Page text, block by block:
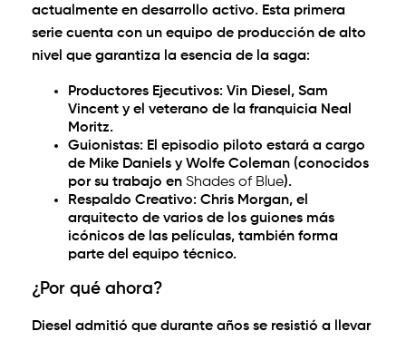
actualmente en desarrollo activo. Esta primera
serie cuenta con un equipo de producción de alto
nivel que garantiza la esencia de la saga:
Productores Ejecutivos: Vin Diesel, Sam
Vincent y el veterano de la franquicia Neal
Moritz.
Guionistas: El episodio piloto estará a cargo
de Mike Daniels y Wolfe Coleman (conocidos
por su trabajo en Shades of Blue).
Respaldo Creativo: Chris Morgan, el
arquitecto de varios de los guiones más
icónicos de las películas, también forma
parte del equipo técnico.
¿Por qué ahora?
Diesel admitió que durante años se resistió a llevar